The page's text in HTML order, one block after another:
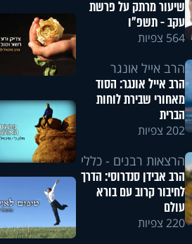
שיעור מרתק על פרשת
עקב - תשפ"ו
564 צפיות
הרב אייל אונגר
הרב אייל אונגר: הסוד
מאחורי שבירת לוחות
הברית
202 צפיות
הרצאות רבנים - כללי
הרב אבידן סנדרוסי: הדרך
לחיבור קרוב עם בורא
עולם
220 צפיות